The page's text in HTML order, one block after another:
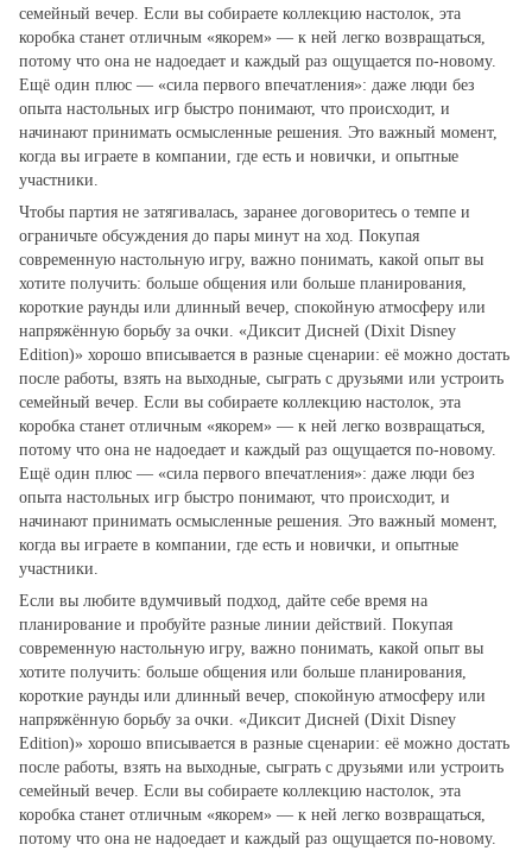
семейный вечер. Если вы собираете коллекцию настолок, эта
коробка станет отличным «якорем» — к ней легко возвращаться,
потому что она не надоедает и каждый раз ощущается по‑новому.
Ещё один плюс — «сила первого впечатления»: даже люди без
опыта настольных игр быстро понимают, что происходит, и
начинают принимать осмысленные решения. Это важный момент,
когда вы играете в компании, где есть и новички, и опытные
участники.
Чтобы партия не затягивалась, заранее договоритесь о темпе и
ограничьте обсуждения до пары минут на ход. Покупая
современную настольную игру, важно понимать, какой опыт вы
хотите получить: больше общения или больше планирования,
короткие раунды или длинный вечер, спокойную атмосферу или
напряжённую борьбу за очки. «Диксит Дисней (Dixit Disney
Edition)» хорошо вписывается в разные сценарии: её можно достать
после работы, взять на выходные, сыграть с друзьями или устроить
семейный вечер. Если вы собираете коллекцию настолок, эта
коробка станет отличным «якорем» — к ней легко возвращаться,
потому что она не надоедает и каждый раз ощущается по‑новому.
Ещё один плюс — «сила первого впечатления»: даже люди без
опыта настольных игр быстро понимают, что происходит, и
начинают принимать осмысленные решения. Это важный момент,
когда вы играете в компании, где есть и новички, и опытные
участники.
Если вы любите вдумчивый подход, дайте себе время на
планирование и пробуйте разные линии действий. Покупая
современную настольную игру, важно понимать, какой опыт вы
хотите получить: больше общения или больше планирования,
короткие раунды или длинный вечер, спокойную атмосферу или
напряжённую борьбу за очки. «Диксит Дисней (Dixit Disney
Edition)» хорошо вписывается в разные сценарии: её можно достать
после работы, взять на выходные, сыграть с друзьями или устроить
семейный вечер. Если вы собираете коллекцию настолок, эта
коробка станет отличным «якорем» — к ней легко возвращаться,
потому что она не надоедает и каждый раз ощущается по‑новому.